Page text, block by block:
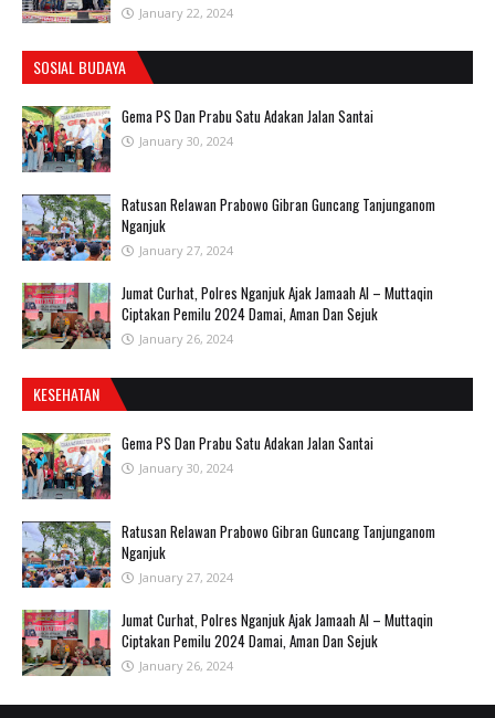
January 22, 2024
SOSIAL BUDAYA
Gema PS Dan Prabu Satu Adakan Jalan Santai
January 30, 2024
Ratusan Relawan Prabowo Gibran Guncang Tanjunganom
Nganjuk
January 27, 2024
Jumat Curhat, Polres Nganjuk Ajak Jamaah Al – Muttaqin
Ciptakan Pemilu 2024 Damai, Aman Dan Sejuk
January 26, 2024
KESEHATAN
Gema PS Dan Prabu Satu Adakan Jalan Santai
January 30, 2024
Ratusan Relawan Prabowo Gibran Guncang Tanjunganom
Nganjuk
January 27, 2024
Jumat Curhat, Polres Nganjuk Ajak Jamaah Al – Muttaqin
Ciptakan Pemilu 2024 Damai, Aman Dan Sejuk
January 26, 2024